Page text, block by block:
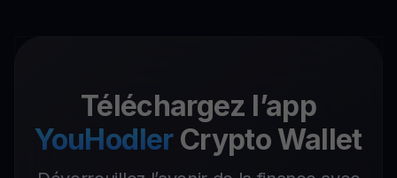
Téléchargez l’app
YouHodler Crypto Wallet